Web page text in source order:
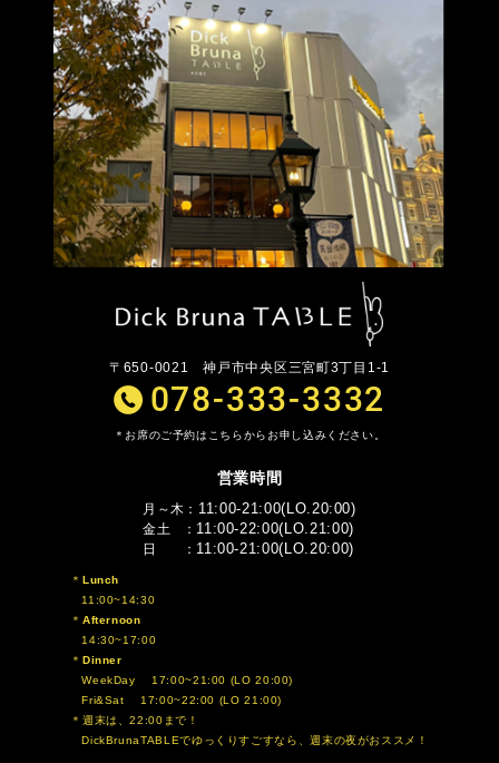
〒650-0021神戸市中央区三宮町3丁目1-1
078-333-3332
お席のご予約はこちらからお申し込みください。
営業時間
月～木 11:00-21:00(LO.20:00)
金土 11:00-22:00(LO.21:00)
日 11:00-21:00(LO.20:00)
Lunch
11:00~14:30
Afternoon
14:30~17:00
Dinner
WeekDay 17:00~21:00 (LO 20:00)
Fri&Sat 17:00~22:00 (LO 21:00)
週末は、22:00まで！
DickBrunaTABLEでゆっくりすごすなら、週末の夜がおススメ！